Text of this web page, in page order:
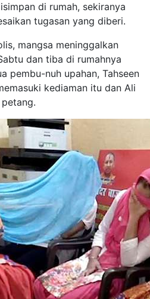
di rumah, sekiranya
tugasan yang diberi.
mangsa meninggalkan
dan tiba di rumahnya
pembu-nuh upahan, Tahseen
kediaman itu dan Ali